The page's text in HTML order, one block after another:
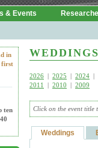
& Events
in
first
ten
2026 | 2025 | 2024 |
2011
| 2010 | 2009
Click on the event title
Weddings